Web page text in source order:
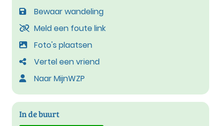
Bewaar wandeling
Meld een foute link
Foto's plaatsen
Vertel een vriend
Naar MijnWZP
In de buurt